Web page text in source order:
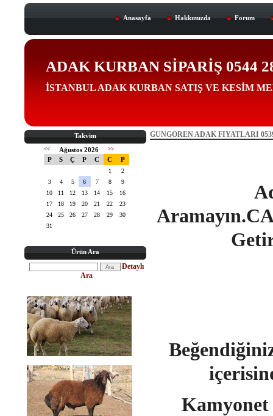
Anasayfa Hakkımızda Forum
ADAK KURBAN SİPARİŞ 0544
İSTANBUL ADAK KURBAN SATIŞ VE KESİM
Takvim
<< Ağustos 2026 >>
P S Ç P C C P
1
2
3
4 5 6 7 8
9
10
11 12 13 14 15
16
17
18 19 20 21 22
23
24
25 26 27 28 29
30
31
Ürün Ara
Detaylı
Ara
GUNGOREN ADAK FIYATLARI
Kamyonet